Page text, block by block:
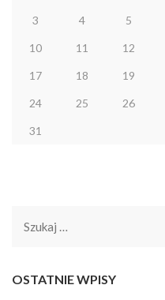
3 4 5
10 11 12
17 18 19
24 25 26
31
Szukaj:
OSTATNIE WPISY